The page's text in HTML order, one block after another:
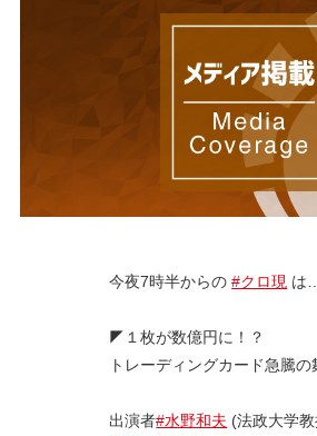
今夜7時半からの#クロ現 は…
◤１枚が数億円に！？
トレーディングカード急騰
出演者#水野和夫 (法政大学